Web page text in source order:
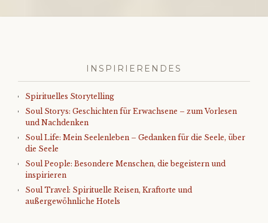
INSPIRIERENDES
Spirituelles Storytelling
Soul Storys: Geschichten für Erwachsene – zum Vorlesen
und Nachdenken
Soul Life: Mein Seelenleben – Gedanken für die Seele, über
die Seele
Soul People: Besondere Menschen, die begeistern und
inspirieren
Soul Travel: Spirituelle Reisen, Kraftorte und
außergewöhnliche Hotels